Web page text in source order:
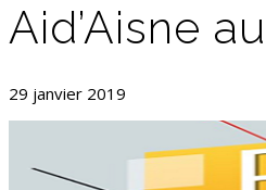
Aid’Aisne
29 janvier 2019